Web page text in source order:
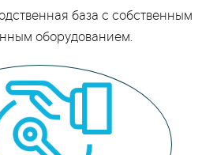
база с собственным
оборудованием.